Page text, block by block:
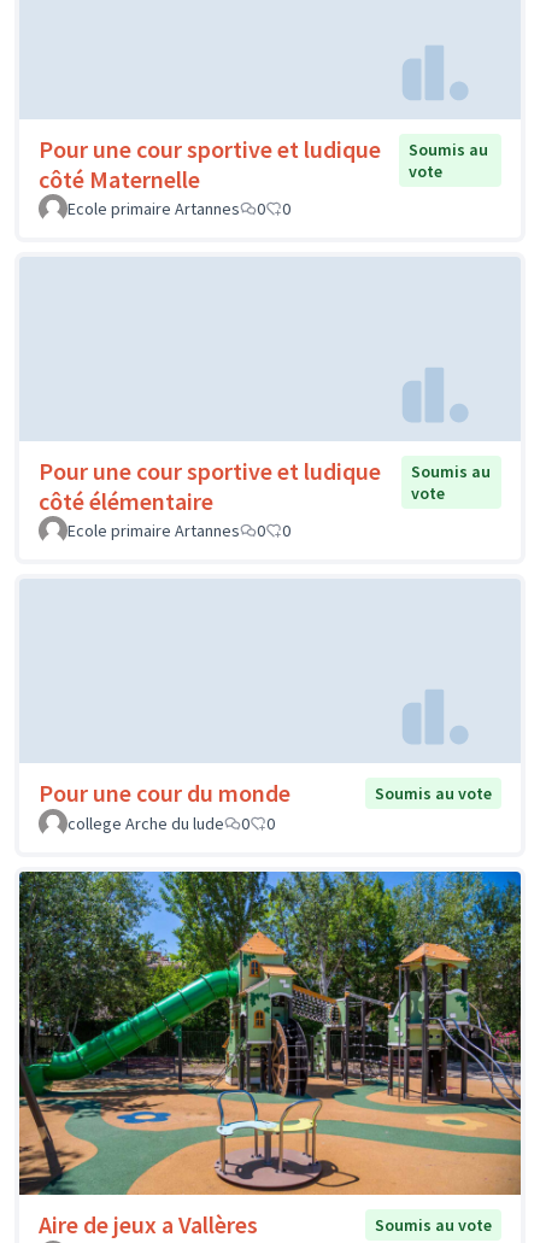
Pour une cour sportive et ludique
côté Maternelle
Soumis au
vote
Ecole primaire Artannes
0 0
Pour une cour sportive et ludique
côté élémentaire
Soumis au
vote
Ecole primaire Artannes
0 0
Pour une cour du monde
Soumis au vote
college Arche du lude
0 0
Aire de jeux a Vallères
Soumis au vote